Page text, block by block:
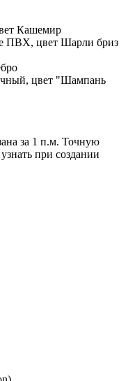
Кашемир
ПВХ, цвет Шарли бриз
цвет "Шампань
за 1 п.м. Точную
при создании